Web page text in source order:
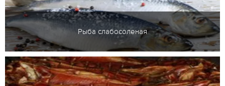
Рыба слабосоленая